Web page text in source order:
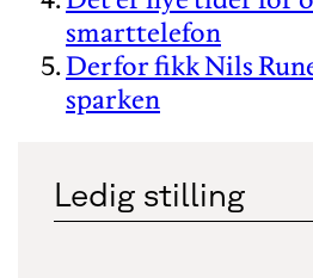
Ledig stilling
smarttelefon
Derfor fikk Nils
sparken